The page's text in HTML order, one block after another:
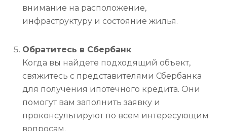
внимание на расположение,
инфраструктуру и состояние жилья.
Обратитесь в Сбербанк
Когда вы найдете подходящий объект,
свяжитесь с представителями Сбербанка
для получения ипотечного кредита. Они
помогут вам заполнить заявку и
проконсультируют по всем интересующим
вопросам.